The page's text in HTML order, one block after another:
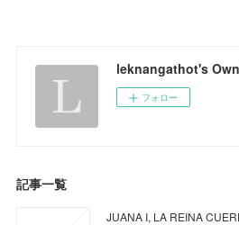
leknangathot's
フォロー
記事一覧
JUANA I, LA REINA